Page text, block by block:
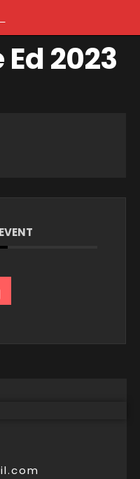
2023